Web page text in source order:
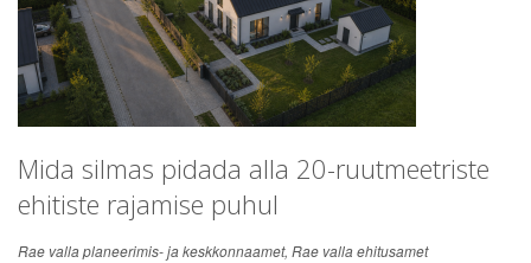
Mida silmas pidada alla 20-ruutmeetriste
ehitiste rajamise puhul
Rae valla planeerimis- ja keskkonnaamet, Rae valla ehitusamet